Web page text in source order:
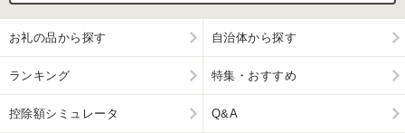
お礼の品から探す 自治体から探す
ランキング 特集・おすすめ
控除額シミュレータ Q&A